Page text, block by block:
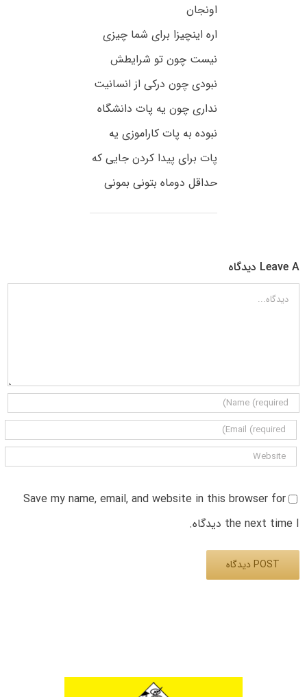
اونجان
اره اینچیزا برای شما چیزی
نیست چون تو شرایطش
نبودی چون درکی از انسانیت
نداری چون یه پات دانشگاه
نبوده به پات کاراموزی یه
پات برای پیدا کردن جایی که
حداقل دوماه بتونی بمونی
Leave A دیدگاه
دیدگاه
Save my name, email, and website in this browser for
the next time I دیدگاه.